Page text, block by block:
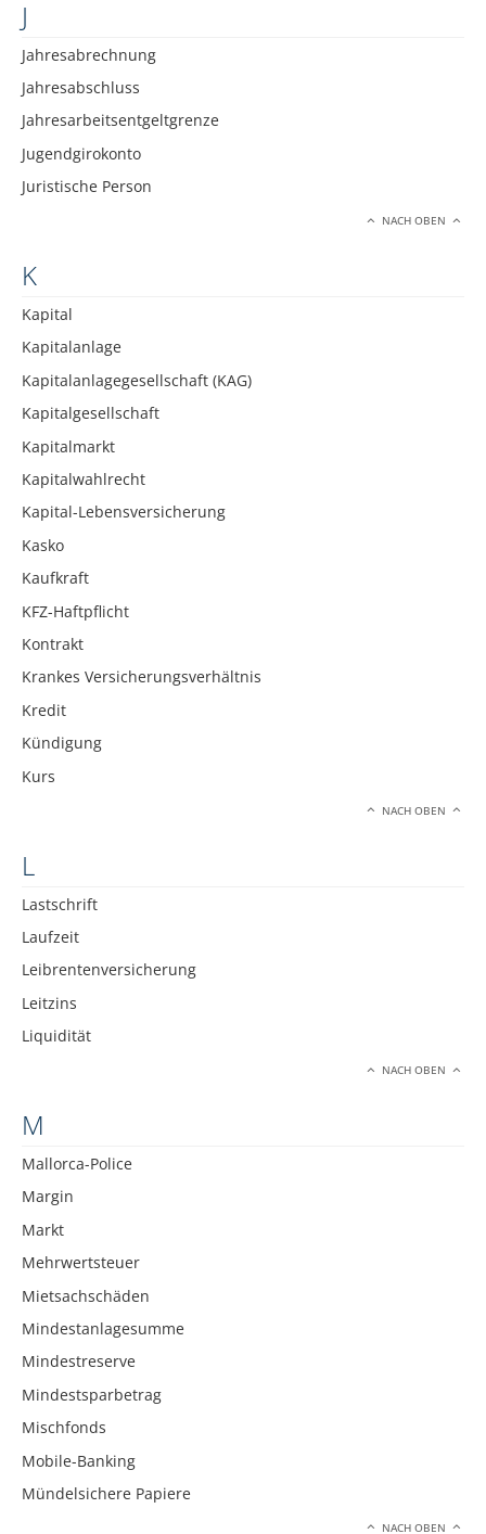
J
Jahresabrechnung
Jahresabschluss
Jahresarbeitsentgeltgrenze
Jugendgirokonto
Juristische Person
NACH OBEN
K
Kapital
Kapitalanlage
Kapitalanlagegesellschaft (KAG)
Kapitalgesellschaft
Kapitalmarkt
Kapitalwahlrecht
Kapital-Lebensversicherung
Kasko
Kaufkraft
KFZ-Haftpflicht
Kontrakt
Krankes Versicherungsverhältnis
Kredit
Kündigung
Kurs
NACH OBEN
L
Lastschrift
Laufzeit
Leibrentenversicherung
Leitzins
Liquidität
NACH OBEN
M
Mallorca-Police
Margin
Markt
Mehrwertsteuer
Mietsachschäden
Mindestanlagesumme
Mindestreserve
Mindestsparbetrag
Mischfonds
Mobile-Banking
Mündelsichere Papiere
NACH OBEN